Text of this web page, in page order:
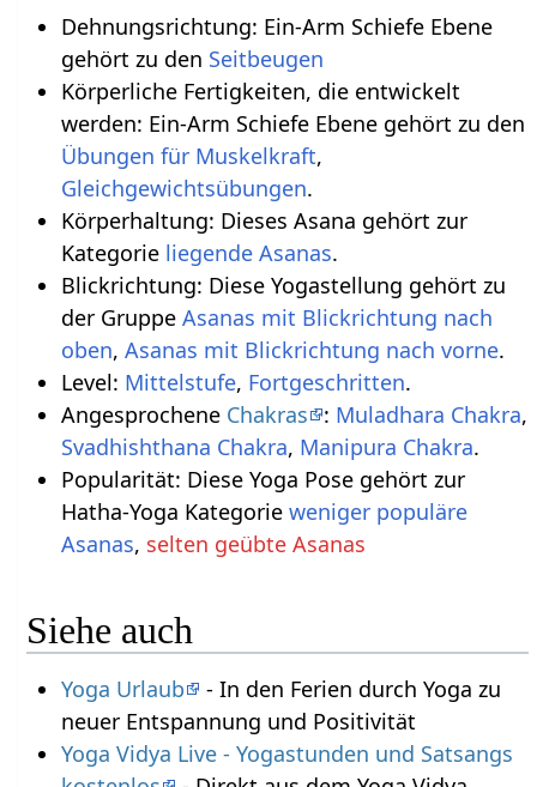
Dehnungsrichtung: Ein-Arm Schiefe Ebene
gehört zu den Seitbeugen
Körperliche Fertigkeiten, die entwickelt
werden: Ein-Arm Schiefe Ebene gehört zu den
Übungen für Muskelkraft,
Gleichgewichtsübungen.
Körperhaltung: Dieses Asana gehört zur
Kategorie liegende Asanas.
Blickrichtung: Diese Yogastellung gehört zu
der Gruppe Asanas mit Blickrichtung nach
oben, Asanas mit Blickrichtung nach vorne.
Level: Mittelstufe, Fortgeschritten.
Angesprochene Chakras : Muladhara Chakra,
Svadhishthana Chakra, Manipura Chakra.
Popularität: Diese Yoga Pose gehört zur
Hatha-Yoga Kategorie weniger populäre
Asanas, selten geübte Asanas
Siehe auch
Yoga Urlaub
- In den Ferien durch Yoga zu
neuer Entspannung und Positivität
Yoga Vidya Live - Yogastunden und Satsangs